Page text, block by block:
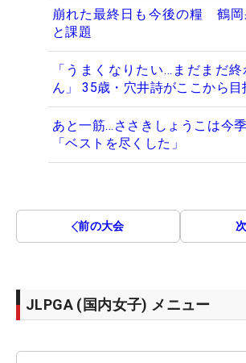
崩れた最終日も今後の糧 鶴岡
と課題
「うまくなりたい…まだまだ
ん」 35歳・穴井詩がここから目
あと一筋…ささきしょうこは今
「ベストを尽くした」
前の大会
JLPGA (国内女子) メニュー